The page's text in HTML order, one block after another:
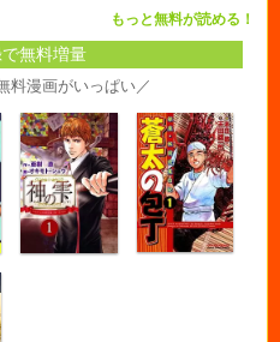
もっと無料が読める！
無料増量
料漫画がいっぱい／